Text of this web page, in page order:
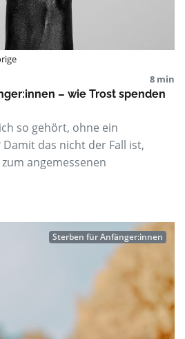
8 min
– wie Trost spenden
so gehört, ohne ein
das nicht der Fall ist,
angemessenen
Sterben für Anfänger:innen